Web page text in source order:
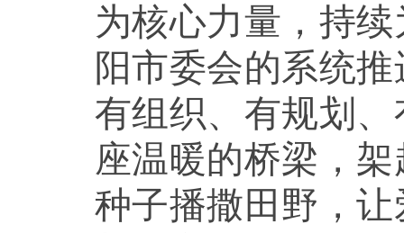
为核心力量，持
阳市委会的系统
有组织、有规划
座温暖的桥梁，
种子播撒田野，